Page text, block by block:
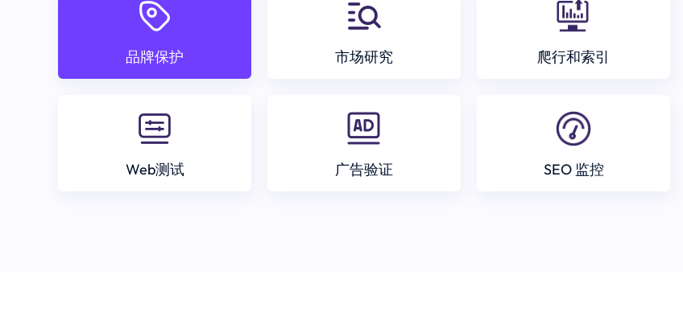
品牌保护 市场研究 爬行和索引
Web测试 广告验证 SEO 监控